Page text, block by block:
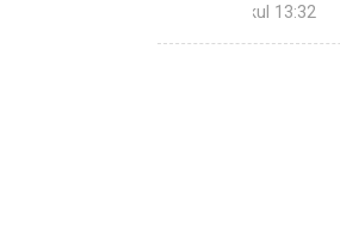
pukul 13:32